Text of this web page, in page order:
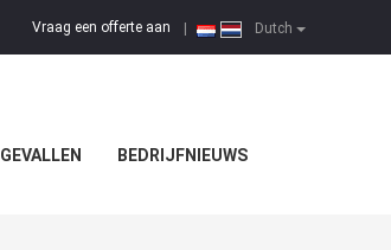
Dutch
Vraag een offerte aan
GEVALLEN BEDRIJFNIEUWS